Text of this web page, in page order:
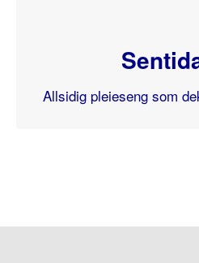
Allsidig pleieseng som